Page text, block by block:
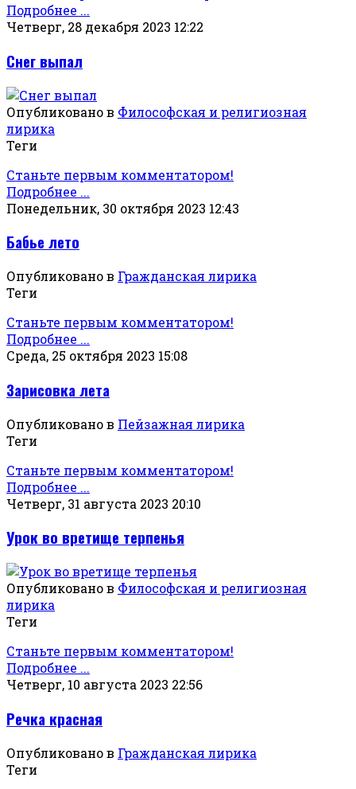
Подробнее ...
Четверг, 28 декабря 2023 12:22
Снег выпал
Опубликовано в Философская и религиозная
лирика
Теги
Станьте первым комментатором!
Подробнее ...
Понедельник, 30 октября 2023 12:43
Бабье лето
Опубликовано в Гражданская лирика
Теги
Станьте первым комментатором!
Подробнее ...
Среда, 25 октября 2023 15:08
Зарисовка лета
Опубликовано в Пейзажная лирика
Теги
Станьте первым комментатором!
Подробнее ...
Четверг, 31 августа 2023 20:10
Урок во вретище терпенья
Опубликовано в Философская и религиозная
лирика
Теги
Станьте первым комментатором!
Подробнее ...
Четверг, 10 августа 2023 22:56
Речка красная
Опубликовано в Гражданская лирика
Теги